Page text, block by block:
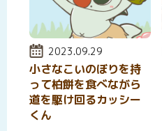
投稿日:
2023.09.29
小さなこいのぼりを持
って柏餅を食べながら
道を駆け回るカッシー
くん